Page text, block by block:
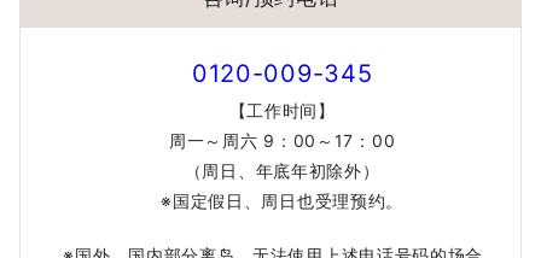
0120-009-345
【工作时间】
周一～周六 9：00～17：00
（周日、年底年初除外）
※国定假日、周日也受理预约。